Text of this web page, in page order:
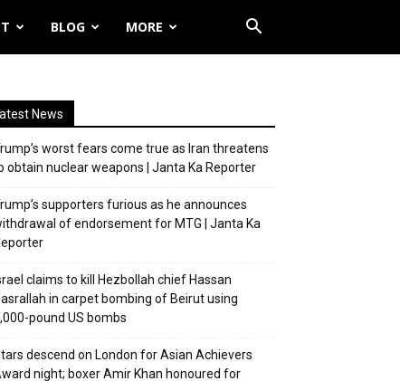
BLOG MORE
News
worst fears come true as Iran threatens
obtain nuclear weapons | Janta Ka Reporter
supporters furious as he announces
of endorsement for MTG | Janta Ka
claims to kill Hezbollah chief Hassan
in carpet bombing of Beirut using
pound US bombs
descend on London for Asian Achievers
night; boxer Amir Khan honoured for